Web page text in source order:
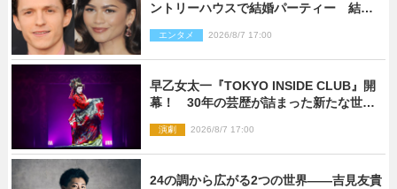
ントリーハウスで結婚パーティー 結婚
エンタメ 2026/8/7 17:00
早乙女太一『TOKYO INSIDE CLUB』開
幕！ 30年の芸歴が詰まった新たな世界
演劇 2026/8/7 17:00
24の調から広がる2つの世界――吉見友貴